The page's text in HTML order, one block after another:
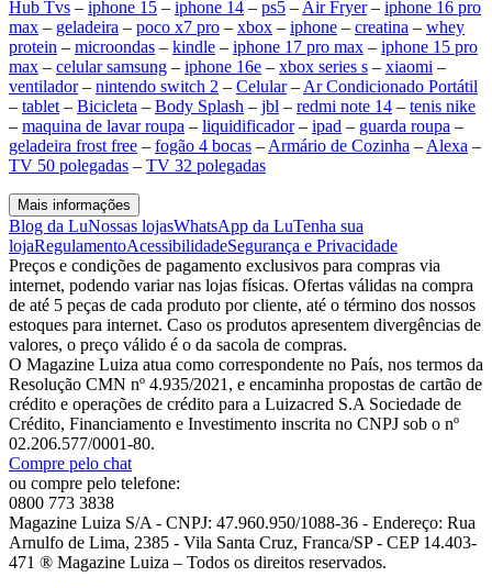
Hub Tvs – iphone 15 – iphone 14 – ps5 – Air Fryer– iphone 16 pro
max – geladeira – poco x7 pro – xbox – iphone – creatina – whey
protein – microondas – kindle – iphone 17 pro max – iphone 15 pro
max – celular samsung – iphone 16e – xbox series s – xiaomi –
ventilador– nintendo switch 2 – Celular– Ar Condicionado Portátil
– tablet – Bicicleta – Body Splash – jbl – redmi note 14 – tenis nike
– maquina de lavar roupa – liquidificador– ipad – guarda roupa –
geladeira frost free – fogão 4 bocas – Armário de Cozinha – Alexa –
TV 50 polegadas – TV 32 polegadas
Mais informações
Blog da LuNossas lojasWhatsApp da LuTenha sua
lojaRegulamentoAcessibilidadeSegurança e Privacidade
Preços e condições de pagamento exclusivos para compras via
internet, podendo variar nas lojas físicas. Ofertas válidas na compra
de até 5 peças de cada produto por cliente, até o término dos nossos
estoques para internet. Caso os produtos apresentem divergências de
valores, o preço válido é o da sacola de compras.
O Magazine Luiza atua como correspondente no País, nos termos da
Resolução CMN nº 4.935/2021, e encaminha propostas de cartão de
crédito e operações de crédito para a Luizacred S.A Sociedade de
Crédito, Financiamento e Investimento inscrita no CNPJ sob o nº
02.206.577/0001-80.
Compre pelo chat
ou compre pelo telefone:
0800 773 3838
Magazine Luiza S/A - CNPJ: 47.960.950/1088-36 - Endereço: Rua
Arnulfo de Lima, 2385 - Vila Santa Cruz, Franca/SP - CEP 14.403-
471 ® Magazine Luiza – Todos os direitos reservados.